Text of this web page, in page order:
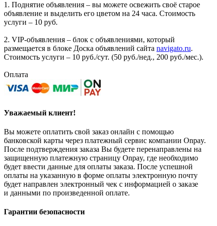
1. Поднятие объявления – вы можете освежить своё старое
объявление и выделить его цветом на 24 часа. Стоимость
услуги – 10 руб.
2. VIP-объявления – блок с объявлениями, который
размещается в блоке Доска объявлений сайта navigato.ru.
Стоимость услуги – 10 руб./сут. (50 руб./нед., 200 руб./мес.).
Оплата
Уважаемый клиент!
Вы можете оплатить свой заказ онлайн с помощью
банковской карты через платежный сервис компании Onpay.
После подтверждения заказа Вы будете перенаправлены на
защищенную платежную страницу Onpay, где необходимо
будет ввести данные для оплаты заказа. После успешной
оплаты на указанную в форме оплаты электронную почту
будет направлен электронный чек с информацией о заказе
и данными по произведенной оплате.
Гарантии безопасности